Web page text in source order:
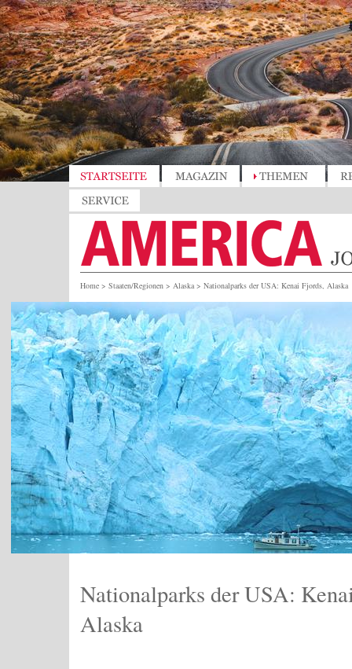
Home > Staaten/Regionen > Alaska > Nationalparks der USA: Kenai Fjords, Alaska
Nationalparks der USA:
Alaska